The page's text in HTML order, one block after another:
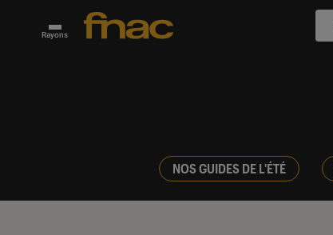
Rayons
NOS GUIDES DE L'ÉTÉ